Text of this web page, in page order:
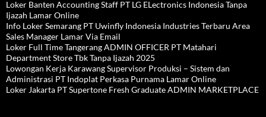
Loker Banten Accounting Staff PT LG ELectronics Indonesia Tanpa
Ijazah Lamar Online
Info Loker Semarang PT Uwinfly Indonesia Industries Terbaru Area
Sales Manager Lamar Via Email
Loker Full Time Tangerang ADMIN OFFICER PT Matahari
Department Store Tbk Tanpa Ijazah 2025
Lowongan Kerja Karawang Supervisor Produksi – Sistem dan
Administrasi PT Indoplat Perkasa Purnama Lamar Online
Loker Jakarta PT Supertone Fresh Graduate ADMIN MARKETPLACE